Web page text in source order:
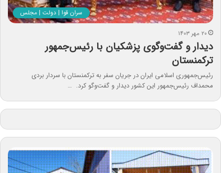
سران قوا | دولت | مجلس
۲۰ مهر ۱۴۰۳
دیدار و گفت‌وگوی پزشکیان با رئیس‌جمهور
ترکمنستان
رئیس‌جمهوری اسلامی ایران در جریان سفر به ترکمنستان با سردار بردی
محمداف رئیس‌جمهور این کشور دیدار و ‌گفت‌وگو کرد. …